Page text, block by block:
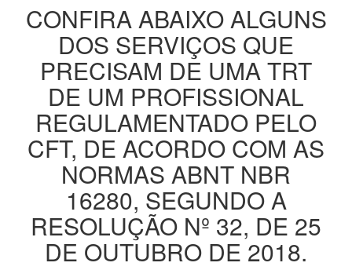
CONFIRA ABAIXO ALGUNS
DOS SERVIÇOS QUE
PRECISAM DE UMA TRT
DE UM PROFISSIONAL
REGULAMENTADO PELO
CFT, DE ACORDO COM AS
NORMAS ABNT NBR
16280, SEGUNDO A
RESOLUÇÃO Nº 32, DE 25
DE OUTUBRO DE 2018.